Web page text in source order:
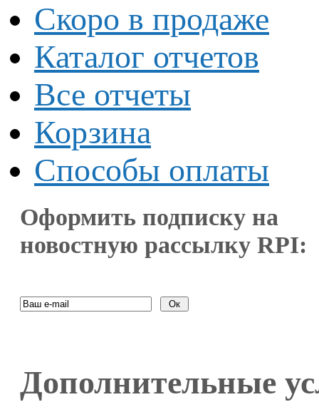
Скоро в продаже
Каталог отчетов
Все отчеты
Корзина
Способы оплаты
Оформить подписку на
новостную рассылку RPI:
Дополнительные